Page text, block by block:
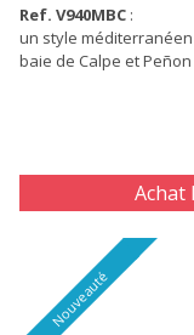
Ref. V940MBC :
un style
baie de Calpe et Peñon
Achat
Nouveauté